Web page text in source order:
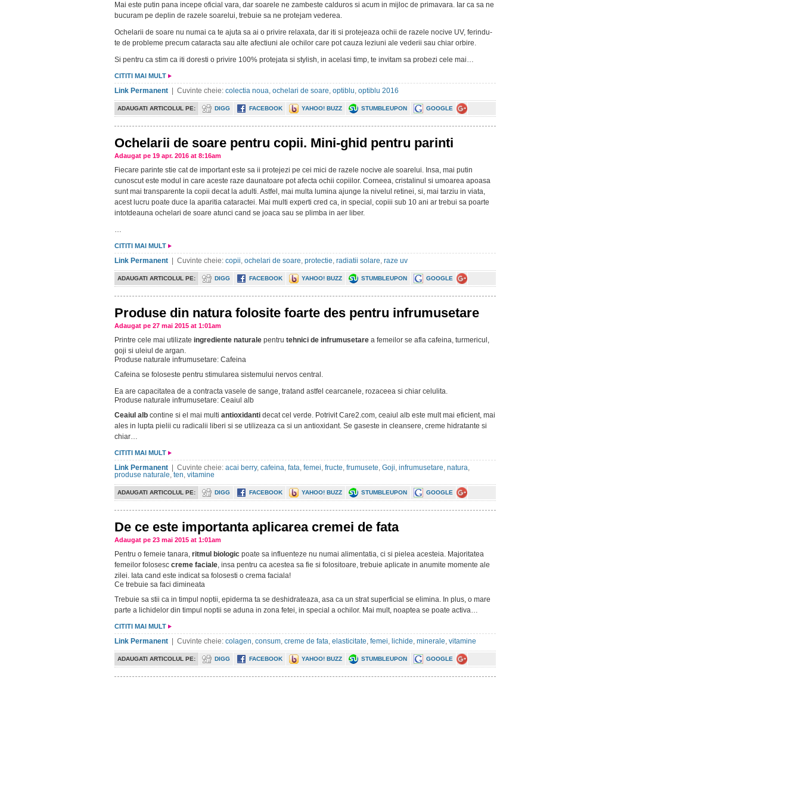
Mai este putin pana incepe oficial vara, dar soarele ne zambeste calduros si acum in mijloc de primavara. Iar ca sa ne
bucuram pe deplin de razele soarelui, trebuie sa ne protejam vederea.
Ochelarii de soare nu numai ca te ajuta sa ai o privire relaxata, dar iti si protejeaza ochii de razele nocive UV, ferindu-
te de probleme precum cataracta sau alte afectiuni ale ochilor care pot cauza leziuni ale vederii sau chiar orbire.
Si pentru ca stim ca iti doresti o privire 100% protejata si stylish, in acelasi timp, te invitam sa probezi cele mai…
CITITI MAI MULT
Link Permanent | Cuvinte cheie: colectia noua, ochelari de soare, optiblu, optiblu 2016
ADAUGATI ARTICOLUL PE: DIGG FACEBOOK YAHOO! BUZZ STUMBLEUPON GOOGLE
Ochelarii de soare pentru copii. Mini-ghid pentru parinti
Adaugat pe 19 apr. 2016 at 8:16am
Fiecare parinte stie cat de important este sa ii protejezi pe cei mici de razele nocive ale soarelui. Insa, mai putin
cunoscut este modul in care aceste raze daunatoare pot afecta ochii copiilor. Corneea, cristalinul si umoarea apoasa
sunt mai transparente la copii decat la adulti. Astfel, mai multa lumina ajunge la nivelul retinei, si, mai tarziu in viata,
acest lucru poate duce la aparitia cataractei. Mai multi experti cred ca, in special, copiii sub 10 ani ar trebui sa poarte
intotdeauna ochelari de soare atunci cand se joaca sau se plimba in aer liber.
…
CITITI MAI MULT
Link Permanent | Cuvinte cheie: copii, ochelari de soare, protectie, radiatii solare, raze uv
ADAUGATI ARTICOLUL PE: DIGG FACEBOOK YAHOO! BUZZ STUMBLEUPON GOOGLE
Produse din natura folosite foarte des pentru infrumusetare
Adaugat pe 27 mai 2015 at 1:01am
Printre cele mai utilizate ingrediente naturale pentru tehnici de infrumusetare a femeilor se afla cafeina, turmericul,
goji si uleiul de argan.
Produse naturale infrumusetare: Cafeina
Cafeina se foloseste pentru stimularea sistemului nervos central.
Ea are capacitatea de a contracta vasele de sange, tratand astfel cearcanele, rozaceea si chiar celulita.
Produse naturale infrumusetare: Ceaiul alb
Ceaiul alb contine si el mai multi antioxidanti decat cel verde. Potrivit Care2.com, ceaiul alb este mult mai eficient, mai
ales in lupta pielii cu radicalii liberi si se utilizeaza ca si un antioxidant. Se gaseste in cleansere, creme hidratante si
chiar…
CITITI MAI MULT
Link Permanent | Cuvinte cheie: acai berry, cafeina, fata, femei, fructe, frumusete, Goji, infrumusetare, natura,
produse naturale, ten, vitamine
ADAUGATI ARTICOLUL PE: DIGG FACEBOOK YAHOO! BUZZ STUMBLEUPON GOOGLE
De ce este importanta aplicarea cremei de fata
Adaugat pe 23 mai 2015 at 1:01am
Pentru o femeie tanara, ritmul biologic poate sa influenteze nu numai alimentatia, ci si pielea acesteia. Majoritatea
femeilor folosesc creme faciale, insa pentru ca acestea sa fie si folositoare, trebuie aplicate in anumite momente ale
zilei. Iata cand este indicat sa folosesti o crema faciala!
Ce trebuie sa faci dimineata
Trebuie sa stii ca in timpul noptii, epiderma ta se deshidrateaza, asa ca un strat superficial se elimina. In plus, o mare
parte a lichidelor din timpul noptii se aduna in zona fetei, in special a ochilor. Mai mult, noaptea se poate activa…
CITITI MAI MULT
Link Permanent | Cuvinte cheie: colagen, consum, creme de fata, elasticitate, femei, lichide, minerale, vitamine
ADAUGATI ARTICOLUL PE: DIGG FACEBOOK YAHOO! BUZZ STUMBLEUPON GOOGLE